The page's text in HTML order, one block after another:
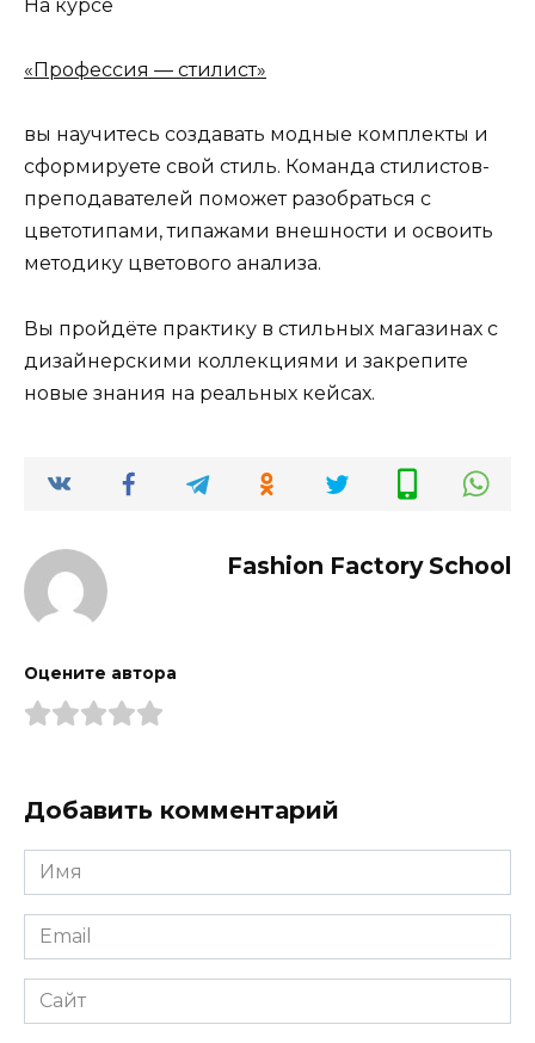
На курсе
«Профессия — стилист»
вы научитесь создавать модные комплекты и
сформируете свой стиль. Команда стилистов-
преподавателей поможет разобраться с
цветотипами, типажами внешности и освоить
методику цветового анализа.
Вы пройдёте практику в стильных магазинах с
дизайнерскими коллекциями и закрепите
новые знания на реальных кейсах.
Fashion Factory School
Оцените автора
Добавить комментарий
Имя
*
Email
*
Сайт